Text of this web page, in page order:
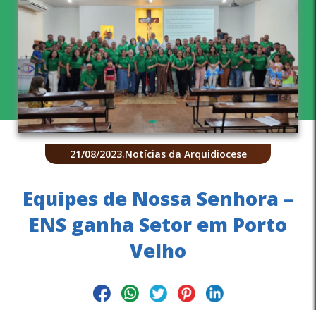
21/08/2023.Notícias da Arquidiocese
Equipes de Nossa Senhora –
ENS ganha Setor em Porto
Velho